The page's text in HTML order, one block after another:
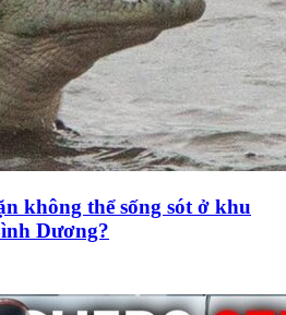
không thể sống sót ở khu
Dương?